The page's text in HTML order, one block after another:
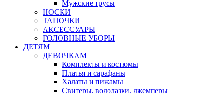
Мужские трусы
НОСКИ
ТАПОЧКИ
АКСЕССУАРЫ
ГОЛОВНЫЕ УБОРЫ
ДЕТЯМ
ДЕВОЧКАМ
Комплекты и костюмы
Платья и сарафаны
Халаты и пижамы
Свитеры, водолазки, джемперы